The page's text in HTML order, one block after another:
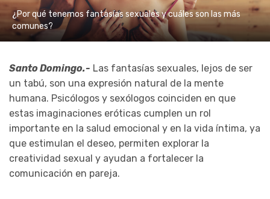
¿Por qué tenemos fantasías sexuales y cuáles son las más
comunes?
Santo Domingo.- Las fantasías sexuales, lejos de ser
un tabú, son una expresión natural de la mente
humana. Psicólogos y sexólogos coinciden en que
estas imaginaciones eróticas cumplen un rol
importante en la salud emocional y en la vida íntima, ya
que estimulan el deseo, permiten explorar la
creatividad sexual y ayudan a fortalecer la
comunicación en pareja.